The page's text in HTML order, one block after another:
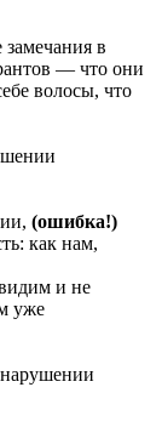
в
— что они
волосы, что
(ошибка!)
как нам,
и не
уже
нарушении